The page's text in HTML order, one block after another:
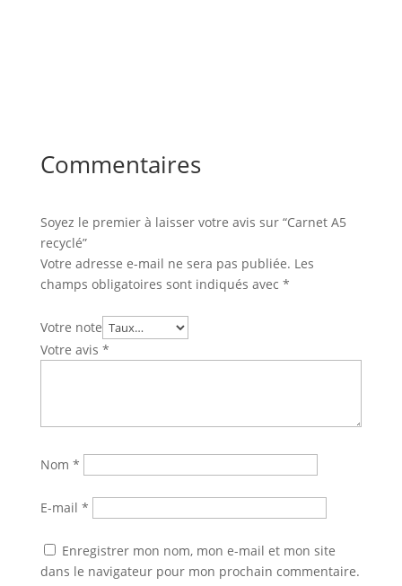
Commentaires
Soyez le premier à laisser votre avis sur “Carnet A5
recyclé”
Votre adresse e-mail ne sera pas publiée. Les
champs obligatoires sont indiqués avec *
Votre note
Votre avis *
Nom *
E-mail *
Enregistrer mon nom, mon e-mail et mon site
dans le navigateur pour mon prochain commentaire.